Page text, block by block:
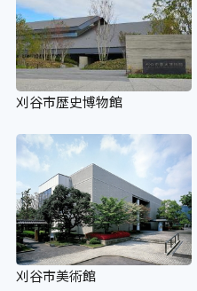
刈谷市歴史博物館
刈谷市美術館